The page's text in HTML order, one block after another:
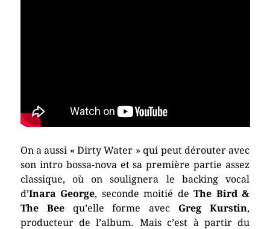
On a aussi « Dirty Water » qui peut dérouter avec
son intro bossa-nova et sa première partie assez
classique, où on soulignera le backing vocal
d’Inara George, seconde moitié deThe Bird &
The Beequ’elle forme avec Greg Kurstin,
producteur de l’album. Mais c’est à partir du